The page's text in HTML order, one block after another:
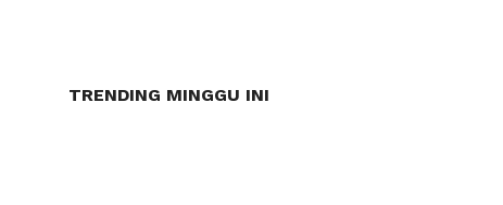
TRENDING MINGGU INI